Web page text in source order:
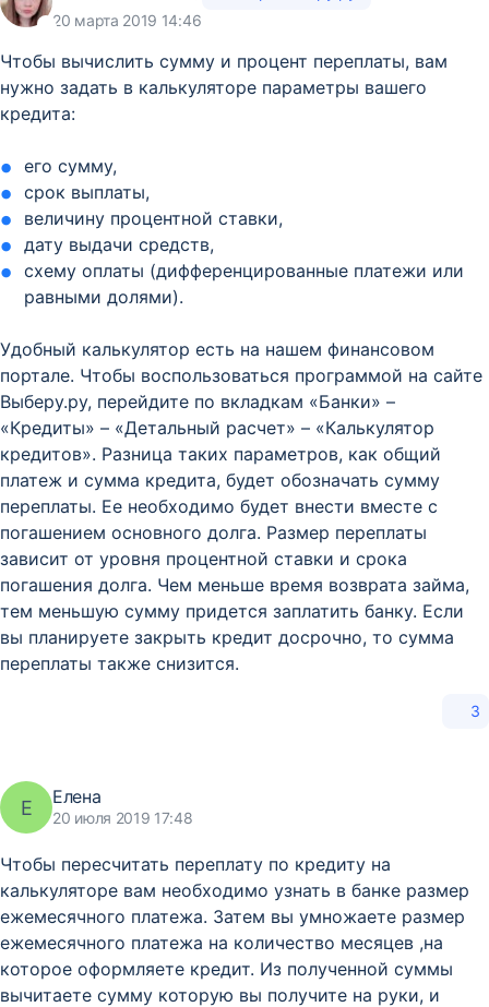
20 марта 2019 14:46
Чтобы вычислить сумму и процент переплаты, вам
нужно задать в калькуляторе параметры вашего
кредита:
его сумму,
срок выплаты,
величину процентной ставки,
дату выдачи средств,
схему оплаты (дифференцированные платежи или
равными долями).
Удобный калькулятор есть на нашем финансовом
портале. Чтобы воспользоваться программой на сайте
Выберу.ру, перейдите по вкладкам «Банки» –
«Кредиты» – «Детальный расчет» – «Калькулятор
кредитов». Разница таких параметров, как общий
платеж и сумма кредита, будет обозначать сумму
переплаты. Ее необходимо будет внести вместе с
погашением основного долга. Размер переплаты
зависит от уровня процентной ставки и срока
погашения долга. Чем меньше время возврата займа,
тем меньшую сумму придется заплатить банку. Если
вы планируете закрыть кредит досрочно, то сумма
переплаты также снизится.
3
Е Елена
20 июля 2019 17:48
Чтобы пересчитать переплату по кредиту на
калькуляторе вам необходимо узнать в банке размер
ежемесячного платежа. Затем вы умножаете размер
ежемесячного платежа на количество месяцев ,на
которое оформляете кредит. Из полученной суммы
вычитаете сумму которую вы получите на руки, и